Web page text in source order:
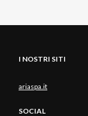
I NOSTRI SITI
ariaspa.it
SOCIAL